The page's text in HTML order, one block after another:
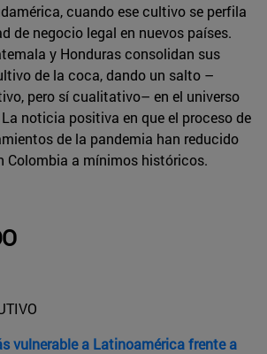
cuando ese cultivo se perfila
de negocio legal en nuevos países.
y Honduras consolidan sus
de la coca, dando un salto –
pero sí cualitativo– en el universo
noticia positiva en que el proceso de
de la pandemia han reducido
Colombia a mínimos históricos.
vulnerable a Latinoamérica frente a